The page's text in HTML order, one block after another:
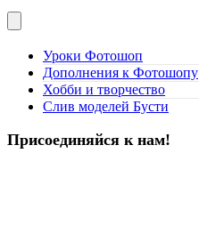
Уроки Фотошоп
Дополнения к Фотошопу
Хобби и творчество
Слив моделей Бусти
Присоединяйся к нам!